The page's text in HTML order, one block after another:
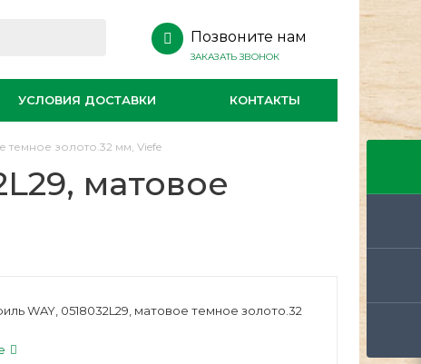
Позвоните нам
ЗАКАЗАТЬ ЗВОНОК
УСЛОВИЯ ДОСТАВКИ КОНТАКТЫ
темное золото.32 мм, Viefe
матовое
WAY, 0518032L29, матовое темное золото.32